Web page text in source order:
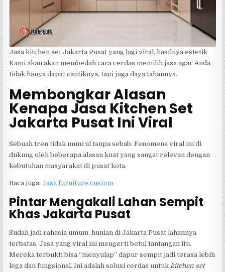
Jasa kitchen set Jakarta Pusat yang lagi viral, hasilnya estetik
Kami akan akan membedah cara cerdas memilih jasa agar Anda
tidak hanya dapat cantiknya, tapi juga daya tahannya.
Membongkar Alasan
Kenapa Jasa Kitchen Set
Jakarta Pusat Ini Viral
Sebuah tren tidak muncul tanpa sebab. Fenomena viral ini di
dukung oleh beberapa alasan kuat yang sangat relevan dengan
kebutuhan masyarakat di pusat kota.
Baca juga:Jasa furniture custom
Pintar Mengakali Lahan Sempit
Khas Jakarta Pusat
Sudah jadi rahasia umum, hunian di Jakarta Pusat lahannya
terbatas. Jasa yang viral ini mengerti betul tantangan itu.
Mereka terbukti bisa “menyulap” dapur sempit jadi terasa lebih
lega dan fungsional. Ini adalah solusi cerdas untuk kitchen set